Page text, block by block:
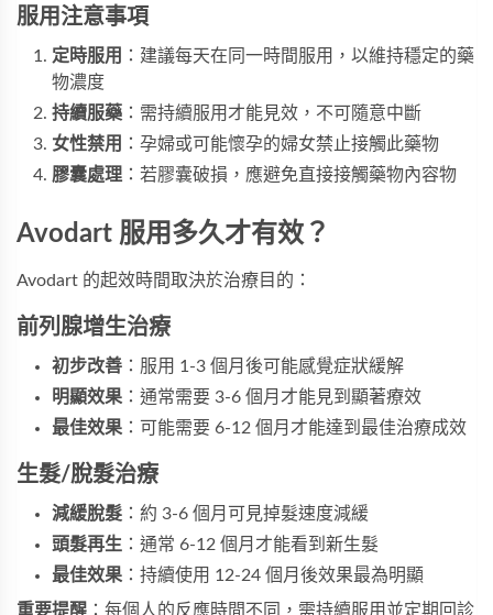
服用注意事項
定時服用
：建議每天在同一時間服用，以維持穩定的藥
物濃度
持續服藥 ：需持續服用才能見效，不可隨意中斷
女性禁用
：孕婦或可能懷孕的婦女禁止接觸此藥物
膠囊處理 ：若膠囊破損，應避免直接接觸藥物內容物
Avodart 服用多久才有效？
Avodart 的起效時間取決於治療目的：
前列腺增生治療
初步改善 ：服用 1-3 個月後可能感覺症狀緩解
明顯效果 ：通常需要 3-6 個月才能見到顯著療效
最佳效果 ：可能需要 6-12 個月才能達到最佳治療成效
生髮/脫髮治療
減緩脫髮 ：約 3-6 個月可見掉髮速度減緩
頭髮再生 ：通常 6-12 個月才能看到新生髮
最佳效果 ：持續使用 12-24 個月後效果最為明顯
重要提醒 ：每個人的反應時間不同，需持續服用並定期回診